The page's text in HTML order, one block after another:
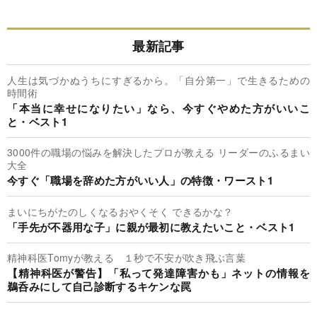
最新記事
人生は気づかぬうちにすぎるから。「自分第一」で生きるための
時間術
「本当に幸せになりたい」なら、今すぐやめた方がいいこ
と・ベスト1
3000件の職場の悩みを解決したプロが教える リーダーのふるまい
大全
今すぐ「職場を辞めた方がいい人」の特徴・ワースト1
まいにちがたのしくなるおやくそく できるかな？
「手先が不器用な子」に親が最初に教えたいこと・ベスト1
精神科医Tomyが教える １秒で不安が吹き飛ぶ言葉
【精神科医が警告】「私って発達障害かも」ネットの情報を
鵜呑みにして自己診断するキケンな罠